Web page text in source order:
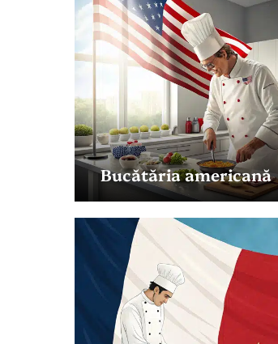
Bucătăria americană